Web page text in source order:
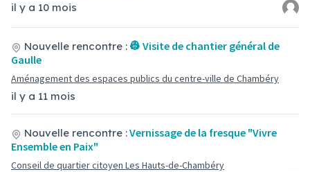
il y a 10 mois
il y a 11 mois
Nouvelle rencontre : 👷 Visite de chantier général de
Gaulle
Aménagement des espaces publics du centre-ville de Chambéry
Nouvelle rencontre :Vernissage de la fresque "Vivre
Ensemble en Paix"
Conseil de quartier citoyen Les Hauts-de-Chambéry